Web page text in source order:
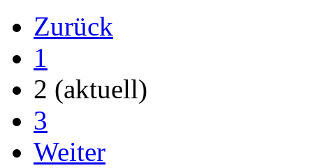
Zurück
1
2 (aktuell)
3
Weiter